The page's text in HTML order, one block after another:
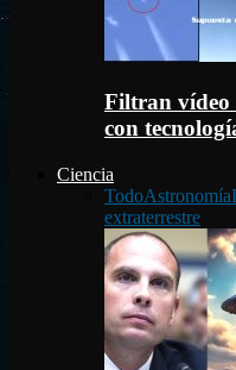
Filtran vídeo
con
Ciencia
TodoAstronomía
extraterrestre